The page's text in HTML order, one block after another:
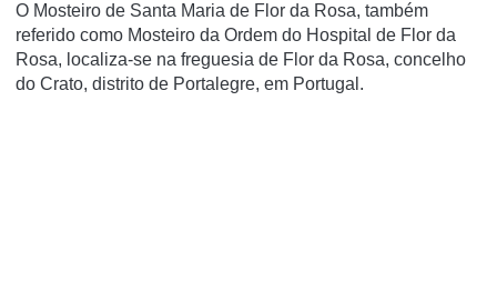
O Mosteiro de Santa Maria de Flor da Rosa, também
referido como Mosteiro da Ordem do Hospital de Flor da
Rosa, localiza-se na freguesia de Flor da Rosa, concelho
do Crato, distrito de Portalegre, em Portugal.